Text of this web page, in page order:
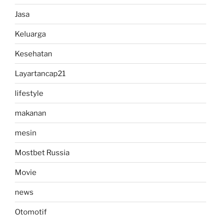
Jasa
Keluarga
Kesehatan
Layartancap21
lifestyle
makanan
mesin
Mostbet Russia
Movie
news
Otomotif